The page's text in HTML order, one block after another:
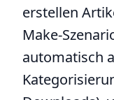
erstellen
Make-
automatisch